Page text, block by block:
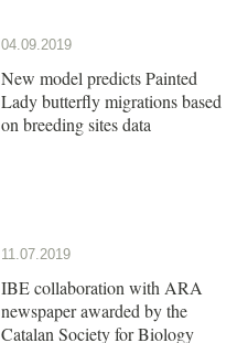
04.09.2019
New model predicts Painted
Lady butterfly migrations based
on breeding sites data
11.07.2019
IBE collaboration with ARA
newspaper awarded by the
Catalan Society for Biology